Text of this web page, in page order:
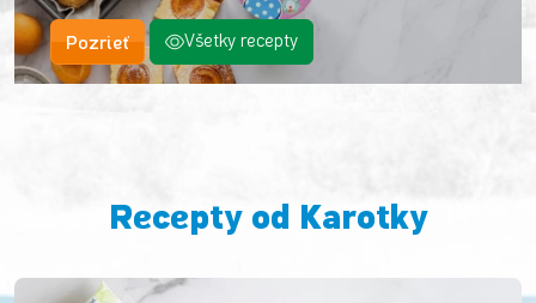
Pozrieť Všetky recepty
Recepty od Karotky